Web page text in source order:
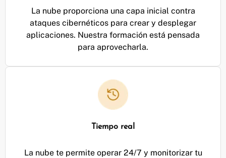
La nube proporciona una capa inicial contra
ataques cibernéticos para crear y desplegar
aplicaciones. Nuestra formación está pensada
para aprovecharla.
Tiempo real
La nube te permite operar 24/7 y monitorizar tu